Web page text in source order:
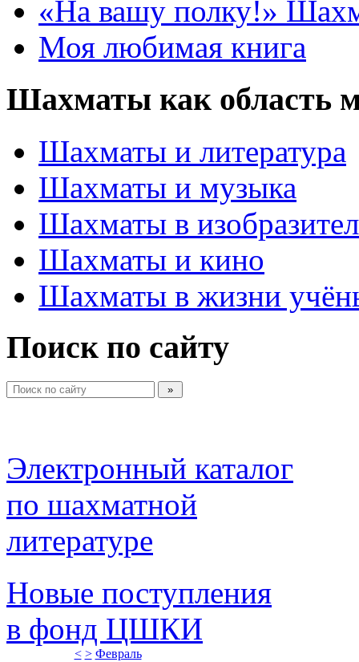
«На вашу полку!»
Моя любимая книга
Шахматы как область
Шахматы и литература
Шахматы и музыка
Шахматы в
Шахматы и кино
Шахматы в жизни
Поиск по сайту
Электронный каталог
по шахматной
литературе
Новые поступления
в фонд ЦШКИ
< > Февраль